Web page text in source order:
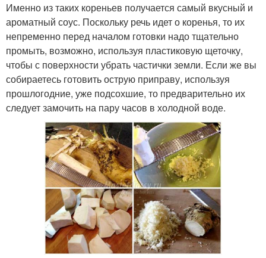
Именно из таких кореньев получается самый вкусный и
ароматный соус. Поскольку речь идет о коренья, то их
непременно перед началом готовки надо тщательно
промыть, возможно, используя пластиковую щеточку,
чтобы с поверхности убрать частички земли. Если же вы
собираетесь готовить острую приправу, используя
прошлогодние, уже подсохшие, то предварительно их
следует замочить на пару часов в холодной воде.